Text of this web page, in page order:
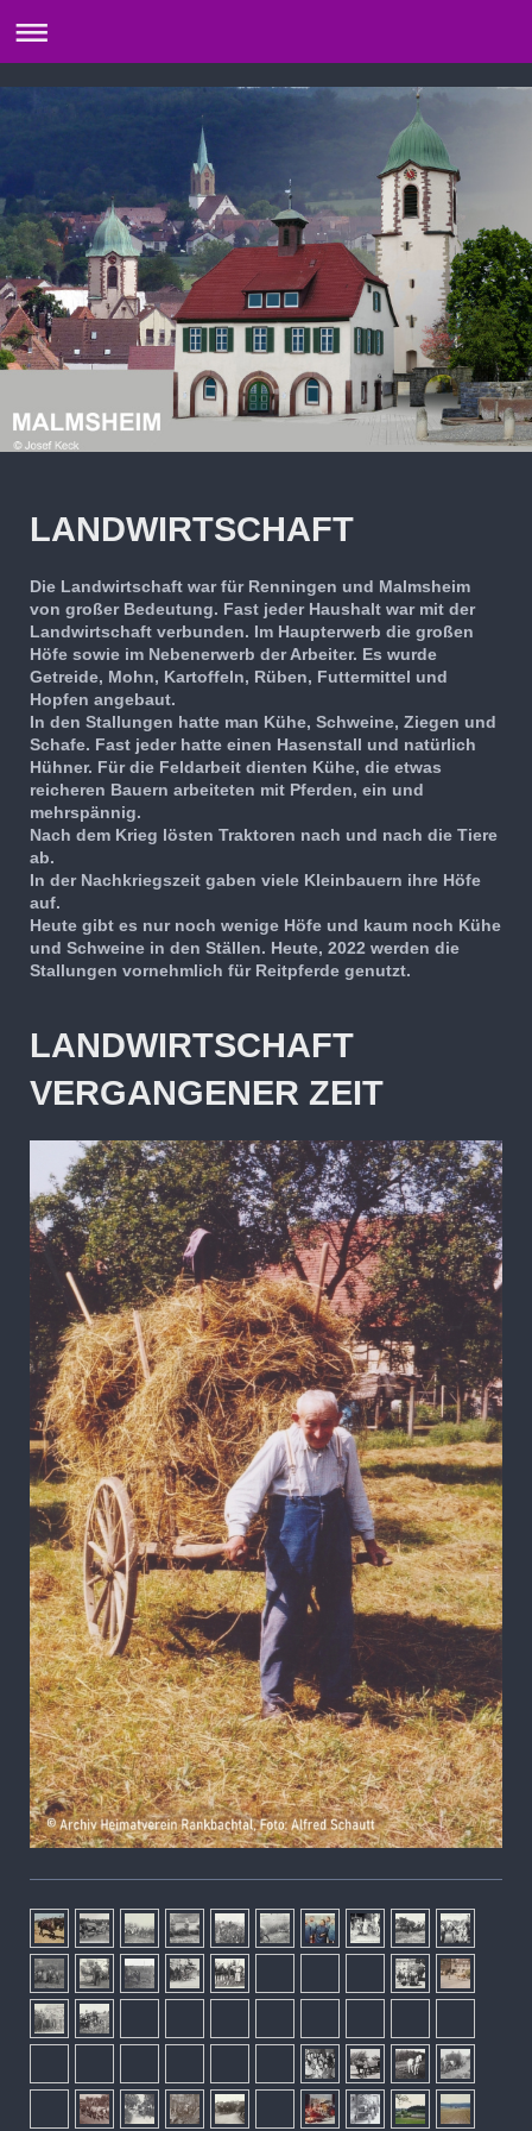
LANDWIRTSCHAFT
Die Landwirtschaft war für Renningen und Malmsheim
von großer Bedeutung. Fast jeder Haushalt war mit der
Landwirtschaft verbunden. Im Haupterwerb die großen
Höfe sowie im Nebenerwerb der Arbeiter. Es wurde
Getreide, Mohn, Kartoffeln, Rüben, Futtermittel und
Hopfen angebaut.
In den Stallungen hatte man Kühe, Schweine, Ziegen und
Schafe. Fast jeder hatte einen Hasenstall und natürlich
Hühner. Für die Feldarbeit dienten Kühe, die etwas
reicheren Bauern arbeiteten mit Pferden, ein und
mehrspännig.
Nach dem Krieg lösten Traktoren nach und nach die Tiere
ab.
In der Nachkriegszeit gaben viele Kleinbauern ihre Höfe
auf.
Heute gibt es nur noch wenige Höfe und kaum noch Kühe
und Schweine in den Ställen. Heute, 2022 werden die
Stallungen vornehmlich für Reitpferde genutzt.
LANDWIRTSCHAFT
VERGANGENER ZEIT